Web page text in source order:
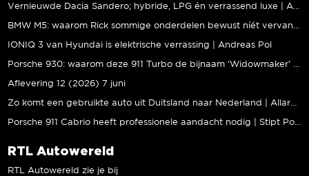
Vernieuwde Dacia Sandero; hybride, LPG én verrassend luxe | Andreas Pol
BMW M5: waarom Rick sommige onderdelen bewust níét vervangt | Stipt Polish Point
IONIQ 3 van Hyundai is elektrische verrassing | Andreas Pol
Porsche 930: waarom deze 911 Turbo de bijnaam ‘Widowmaker’ kreeg | Gallery Aaldering
Aflevering 12 (2026) 7 juni
Zo komt een gebruikte auto uit Duitsland naar Nederland | Allard Kalff
Porsche 911 Cabrio heeft professionele aandacht nodig | Stipt Polish Point
RTL Autowereld
RTL Autowereld zie je bij